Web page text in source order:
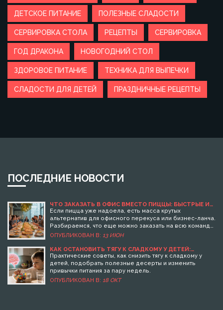
ДЕТСКОЕ ПИТАНИЕ ПОЛЕЗНЫЕ СЛАДОСТИ
СЕРВИРОВКА СТОЛА РЕЦЕПТЫ СЕРВИРОВКА
ГОД ДРАКОНА НОВОГОДНИЙ СТОЛ
ЗДОРОВОЕ ПИТАНИЕ ТЕХНИКА ДЛЯ ВЫПЕЧКИ
СЛАДОСТИ ДЛЯ ДЕТЕЙ ПРАЗДНИЧНЫЕ РЕЦЕПТЫ
ПОСЛЕДНИЕ НОВОСТИ
ЧТО ЗАКАЗАТЬ В ОФИС ВМЕСТО ПИЦЦЫ: БЫСТРЫЕ И
ВКУСНЫЕ ИДЕИ
Если пицца уже надоела, есть масса крутых
альтернатив для офисного перекуса или бизнес-ланча.
Разбираемся, что еще можно заказать на всю команду,
чтобы всем понравилось, было сытно и удобно. В
статье реальные примеры, лайфхаки для разного
бюджета и непривычные решения. Вы узнаете, как
сделать обед в офисе интереснее и даже полезнее.
Несколько советов помогут избежать типичных ошибок
при выборе еды для коллектива.
ОПУБЛИКОВАН В: 13 ИЮН
КАК ОСТАНОВИТЬ ТЯГУ К СЛАДКОМУ У ДЕТЕЙ:
ПРАКТИЧЕСКИЕ СОВЕТЫ И ПОЛЕЗНЫЕ ДЕСЕРТЫ
Практические советы, как снизить тягу к сладкому у
детей, подобрать полезные десерты и изменить
привычки питания за пару недель.
ОПУБЛИКОВАН В: 18 ОКТ